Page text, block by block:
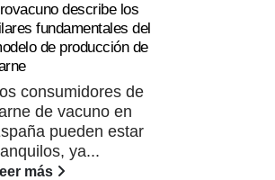
describe los
fundamentales del
de producción de
consumidores de
de vacuno en
pueden estar
ya...
más